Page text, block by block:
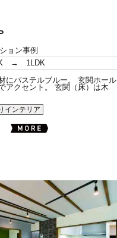
ョン事例
→ 1LDK
にパステルブルー。 玄関ホール
アクセント。 玄関（床）は木
インテリア